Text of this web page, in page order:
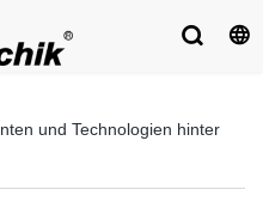
und Technologien hinter